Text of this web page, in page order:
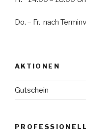
Do. – Fr. nach
AKTIONEN
Gutschein